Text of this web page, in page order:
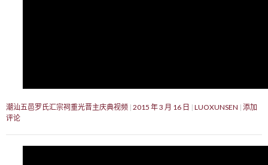
潮汕五邑罗氏汇宗祠重光晋主庆典视频 2015 年 3 月 16 日 LUOXUNSEN 添加
评论